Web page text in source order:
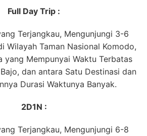
Full Day Trip :
Terjangkau, Mengunjungi 3-6
Wilayah Taman Nasional Komodo,
yang Mempunyai Waktu Terbatas
dan antara Satu Destinasi dan
Durasi Waktunya Banyak.
2D1N :
Terjangkau, Mengunjungi 6-8